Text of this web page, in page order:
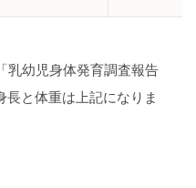
乳幼児身体発育調査報告
と体重は上記になりま